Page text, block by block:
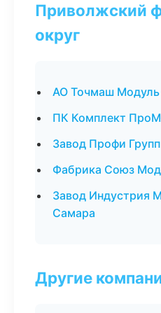
Приволжский
округ
АО Точмаш
ПК Комплект
Завод Профи
Фабрика Союз
Завод Индустрия
Самара
Другие